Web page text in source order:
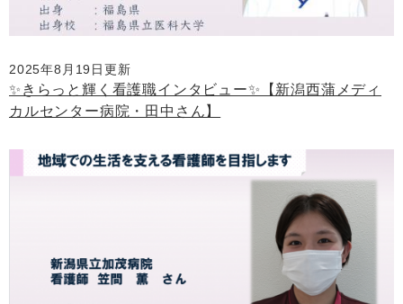
2025年8月19日更新
✨きらっと輝く看護職インタビュー✨【新潟西蒲メディ
カルセンター病院・田中さん】